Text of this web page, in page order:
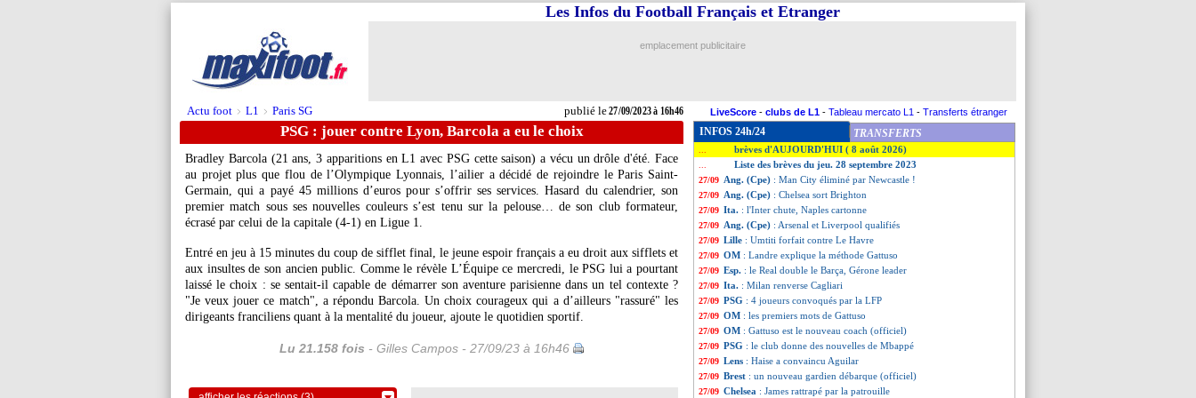
Actu foot > L1 > Paris SG publié le27/09/2023 à 16h46
Les Infos du Football Français et Etranger
emplacement publicitaire
LiveScore - clubs de L1 - Tableau mercato L1 - Transferts étranger
PSG : jouer contre Lyon, Barcola a eu le choix
Bradley Barcola(21 ans, 3 apparitions en L1 avec PSG cette saison) a vécu un drôle d'été. Face
au projet plus que flou de l’Olympique Lyonnais, l’ailier a décidé de rejoindre le Paris Saint-
Germain, qui a payé 45 millions d’euros pour s’offrir ses services. Hasard du calendrier, son
premier match sous ses nouvelles couleurs s’est tenu sur la pelouse… de son club formateur,
écrasé par celui de la capitale (4-1) en Ligue 1.
Entré en jeu à 15 minutes du coup de sifflet final, le jeune espoir français a eu droit aux sifflets et
aux insultes de son ancien public. Comme le révèle L’Équipe ce mercredi, le PSG lui a pourtant
laissé le choix : se sentait-il capable de démarrer son aventure parisienne dans un tel contexte ?
"Je veux jouer ce match", a répondu Barcola. Un choix courageux qui a d’ailleurs "rassuré" les
dirigeants franciliens quant à la mentalité du joueur, ajoute le quotidien sportif.
Lu 21.158 fois - Gilles Campos - 27/09/23 à 16h46
INFOS 24h/24 TRANSFERTS
brèves d'AUJOURD'HUI ( 8 août 2026)
Liste des brèves du jeu. 28 septembre 2023
27/09 Ang. (Cpe) : Man City éliminé par Newcastle !
27/09 Ang. (Cpe) : Chelsea sort Brighton
27/09 Ita. : l'Inter chute, Naples cartonne
27/09 Ang. (Cpe) : Arsenal et Liverpool qualifiés
27/09 Lille : Umtiti forfait contre Le Havre
27/09 OM : Landre explique la méthode Gattuso
27/09 Esp. : le Real double le Barça, Gérone leader
27/09 Ita. : Milan renverse Cagliari
27/09 PSG : 4 joueurs convoqués par la LFP
27/09 OM : les premiers mots de Gattuso
27/09 OM : Gattuso est le nouveau coach (officiel)
27/09 PSG : le club donne des nouvelles de Mbappé
27/09 Lens : Haise a convaincu Aguilar
27/09 Brest : un nouveau gardien débarque (officiel)
27/09 Chelsea : James rattrapé par la patrouille